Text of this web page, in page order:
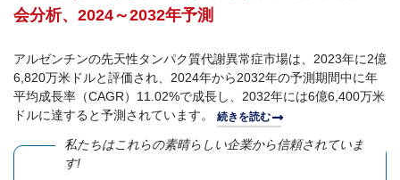
会分析、2024～2032年予測
アルゼンチンの先天性タンパク質代謝異常症市場は、2023年に2億
6,820万米ドルと評価され、2024年から2032年の予測期間中に年
平均成長率（CAGR）11.02%で成長し、2032年には6億6,400万米
ドルに達すると予測されています。 続きを読む
私たちはこれらの素晴らしい企業から信頼されていま
す!